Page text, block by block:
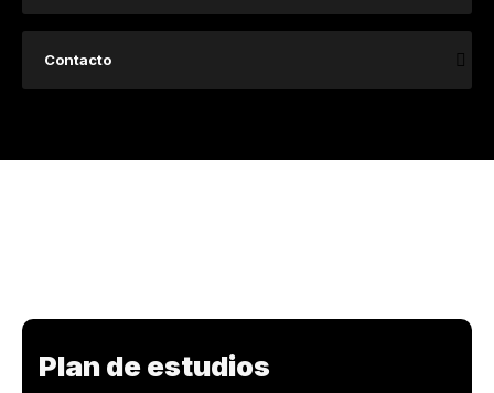
Contacto
Plan de estudios